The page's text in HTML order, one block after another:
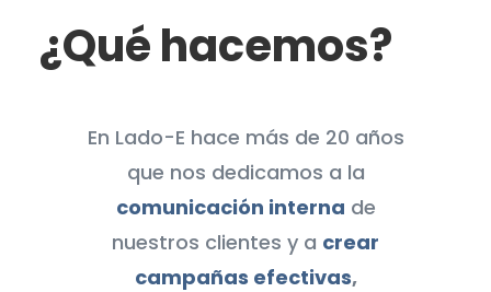
¿Qué hacemos?
En Lado-E hace más de 20 años
que nos dedicamos a la
comunicación interna de
nuestros clientes y a crear
campañas efectivas,